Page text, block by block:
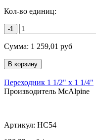
Кол-во единиц:
-1
Сумма: 1 259,01 руб
Переходник 1 1/2" х 1 1/4"
Производитель McAlpine
Артикул: HC54